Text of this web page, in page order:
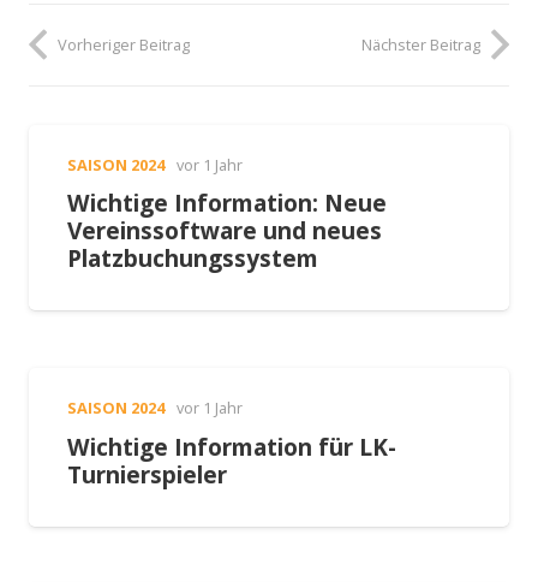
Vorheriger Beitrag Nächster Beitrag
SAISON 2024 vor 1 Jahr
Wichtige Information: Neue
Vereinssoftware und neues
Platzbuchungssystem
SAISON 2024 vor 1 Jahr
Wichtige Information für LK-
Turnierspieler